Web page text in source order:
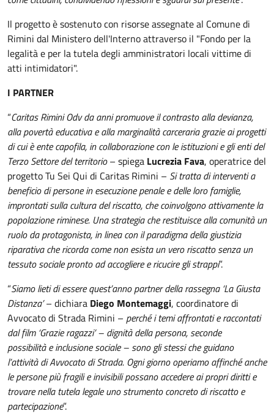
Il progetto è sostenuto con risorse assegnate al Comune di
Rimini dal Ministero dell'Interno attraverso il "Fondo per la
legalità e per la tutela degli amministratori locali vittime di
atti intimidatori".
I PARTNER
“Caritas Rimini Odv da anni promuove il contrasto alla devianza,
alla povertà educativa e alla marginalità carceraria grazie ai progetti
di cui è ente capofila, in collaborazione con le istituzioni e gli enti del
Terzo Settore del territorio– spiega Lucrezia Fava, operatrice del
progetto Tu Sei Qui di Caritas Rimini – Si tratta di interventi a
beneficio di persone in esecuzione penale e delle loro famiglie,
improntati sulla cultura del riscatto, che coinvolgono attivamente la
popolazione riminese. Una strategia che restituisce alla comunità un
ruolo da protagonista, in linea con il paradigma della giustizia
riparativa che ricorda come non esista un vero riscatto senza un
tessuto sociale pronto ad accogliere e ricucire gli strappi”.
“Siamo lieti di essere quest’anno partner della rassegna ‘La Giusta
Distanza’– dichiara Diego Montemaggi, coordinatore di
Avvocato di Strada Rimini – perché i temi affrontati e raccontati
dal film ‘Grazie ragazzi’ – dignità della persona, seconde
possibilità e inclusione sociale – sono gli stessi che guidano
l’attività di Avvocato di Strada. Ogni giorno operiamo affinché anche
le persone più fragili e invisibili possano accedere ai propri diritti e
trovare nella tutela legale uno strumento concreto di riscatto e
partecipazione”.